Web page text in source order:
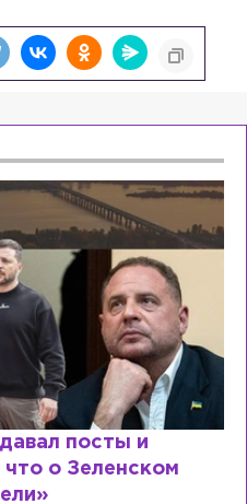
посты и
о Зеленском